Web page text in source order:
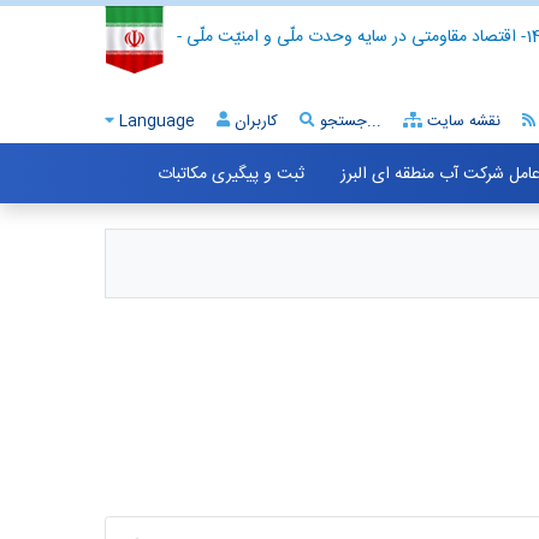
- اقتصاد مقاومتی در سایه وحدت ملّی و امنیّت ملّی -
Language کاربران جستجو... نقشه سایت
عامل شرکت آب منطقه ای البرز ثبت و پیگیری مکاتبات